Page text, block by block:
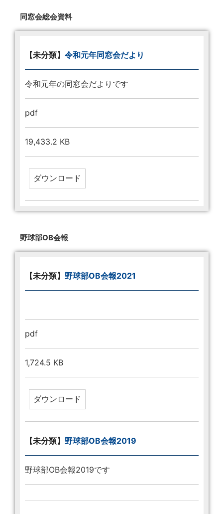
同窓会総会資料
【未分類】 令和元年同窓会だより
令和元年の同窓会だよりです
pdf
19,433.2 KB
野球部OB会報
【未分類】 野球部OB会報2021
pdf
1,724.5 KB
【未分類】 野球部OB会報2019
野球部OB会報2019です